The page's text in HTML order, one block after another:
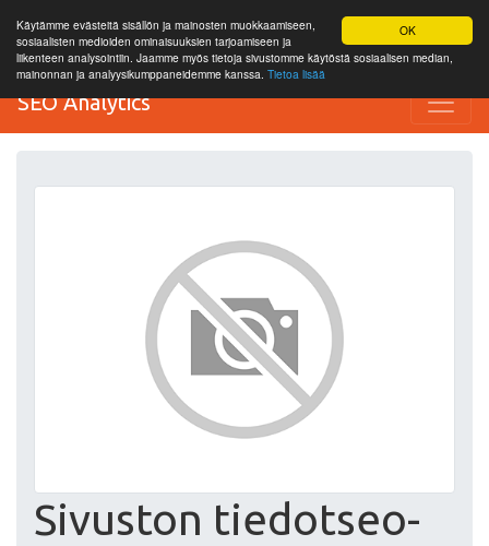
OK
Käytämme evästeitä sisällön ja mainosten muokkaamiseen,
sosiaalisten medioiden ominaisuuksien tarjoamiseen ja
liikenteen analysointiin. Jaamme myös tietoja sivustomme käytöstä sosiaalisen median,
mainonnan ja analyysikumppaneidemme kanssa. Tietoa lisää
SEO Analytics
Sivuston tiedotseo-